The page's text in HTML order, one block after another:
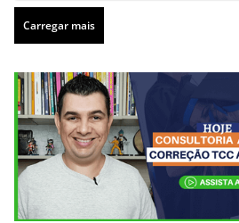
Carregar mais